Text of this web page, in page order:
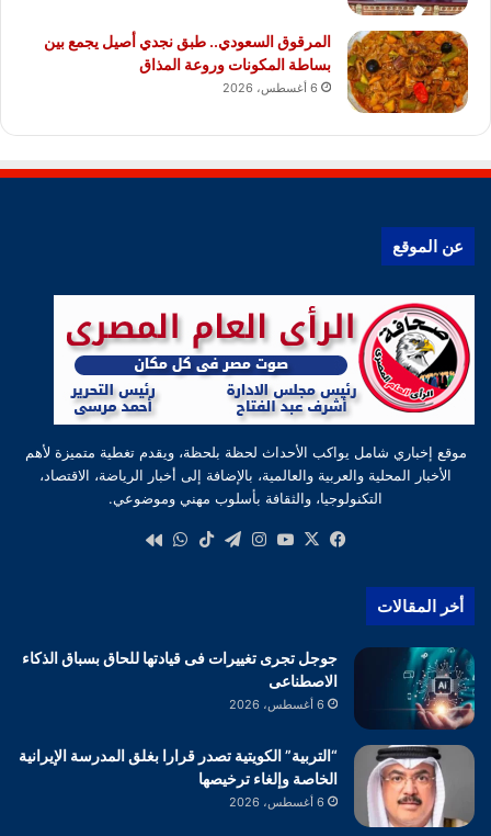
المرقوق السعودي.. طبق نجدي أصيل يجمع بين
بساطة المكونات وروعة المذاق
6 أغسطس، 2026
عن الموقع
موقع إخباري شامل يواكب الأحداث لحظة بلحظة، ويقدم تغطية متميزة لأهم
الأخبار المحلية والعربية والعالمية، بالإضافة إلى أخبار الرياضة، الاقتصاد،
التكنولوجيا، والثقافة بأسلوب مهني وموضوعي.
فيسبوك
‫X
‫YouTube
انستقرام
تيلقرام‫TikTokواتساب
أخر المقالات
جوجل تجرى تغييرات فى قيادتها للحاق بسباق الذكاء
الاصطناعى
6 أغسطس، 2026
“التربية” الكويتية تصدر قرارا بغلق المدرسة الإيرانية
الخاصة وإلغاء ترخيصها
6 أغسطس، 2026